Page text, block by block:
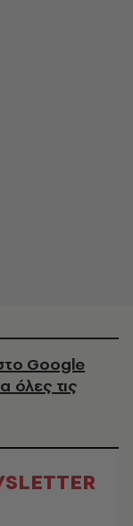
Google
όλες τις